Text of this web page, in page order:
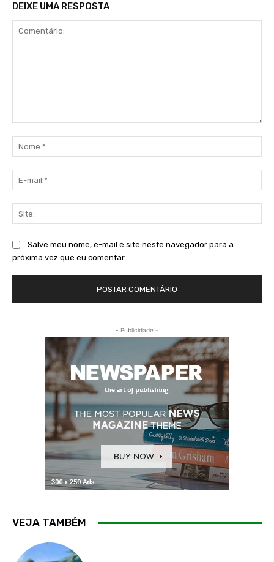
DEIXE UMA RESPOSTA
Salve meu nome, e-mail e site neste navegador para a
próxima vez que eu comentar.
- Publicidade -
VEJA TAMBÉM